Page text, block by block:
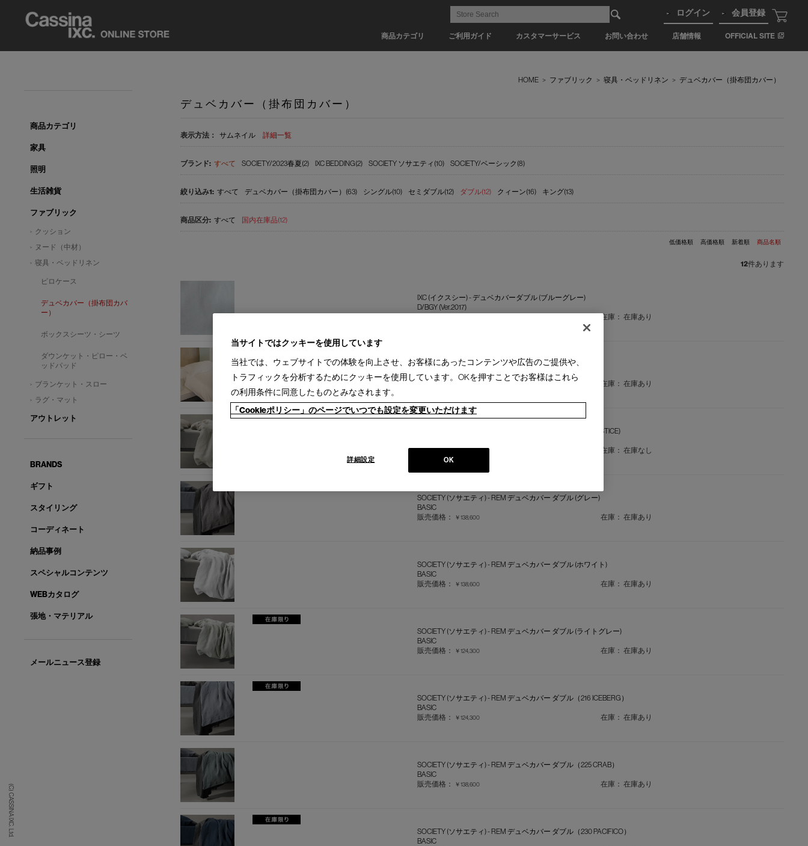
商品カテゴリ ご利用ガイド カスタマーサービス お問い合わせ 店舗情報 OFFICIAL SITE
ログイン 会員登録
(C) CASSINA IXC. Ltd.
HOME > ファブリック > 寝具・ベッドリネン > デュベカバー（掛布団カバー）
デュベカバー（掛布団カバー）
表示方法： サムネイル 詳細一覧
すべて SOCIETY/2023春夏(2) IXC BEDDING(2) SOCIETY ソサエティ(10) SOCIETY/ベーシック(8)
すべて デュベカバー（掛布団カバー）(63) シングル(10) セミダブル(12) ダブル(12) クィーン(16) キング(13)
すべて 国内在庫品(12)
低価格順 高価格順 新着順 商品名順
12件あります
IXC (イクスシー) - デュベカバーダブル (ブルーグレー)
D/BGY (Ver.2017)
在庫： 在庫あり
IXC (イクスシー) - デュベカバーダブル (ホワイト)
D/WH (Ver.2017)
販売価格：
￥50,600 在庫： 在庫あり
SOCIETY (ソサエティ) - REM デュベカバー ダブル (202 MASTICE)
販売価格：
在庫： 在庫なし
SOCIETY (ソサエティ) - REM デュベカバー ダブル (グレー)
BASIC
販売価格：
￥138,600 在庫： 在庫あり
SOCIETY (ソサエティ) - REM デュベカバー ダブル (ホワイト)
BASIC
販売価格：
￥138,600 在庫： 在庫あり
SOCIETY (ソサエティ) - REM デュベカバー ダブル (ライトグレー)
BASIC
販売価格：
￥124,300 在庫： 在庫あり
SOCIETY (ソサエティ) - REM デュベカバー ダブル（216 ICEBERG）
BASIC
販売価格：
￥124,300 在庫： 在庫あり
SOCIETY (ソサエティ) - REM デュベカバー ダブル（225 CRAB）
BASIC
販売価格：
￥138,600 在庫： 在庫あり
SOCIETY (ソサエティ) - REM デュベカバー ダブル（230 PACIFICO）
BASIC
商品カテゴリ
家具
照明
生活雑貨
ファブリック
クッション
ヌード（中材）
寝具・ベッドリネン
ピロケース
デュベカバー（掛布団カバ
ー）
ボックスシーツ・シーツ
ダウンケット・ピロー・ベ
ッドパッド
ブランケット・スロー
ラグ・マット
アウトレット
BRANDS
ギフト
スタイリング
コーディネート
納品事例
スペシャルコンテンツ
WEBカタログ
張地・マテリアル
メールニュース登録
当サイトではクッキーを使用しています
当社では、ウェブサイトでの体験を向上させ、お客様にあったコンテンツや広告のご提供や、
トラフィックを分析するためにクッキーを使用しています。OKを押すことでお客様はこれら
の利用条件に同意したものとみなされます。
「Cookieポリシー」のページでいつでも設定を変更いただけます
OK
詳細設定